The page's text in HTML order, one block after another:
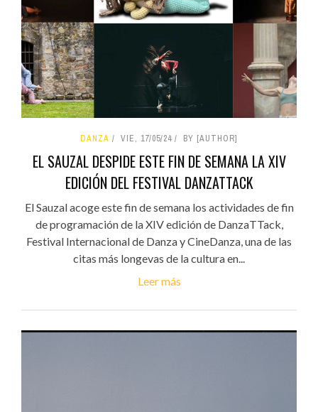
DANZA VIE, 17/05/24 BY [AUTHOR]
EL SAUZAL DESPIDE ESTE FIN DE SEMANA LA XIV
EDICIÓN DEL FESTIVAL DANZATTACK
El Sauzal acoge este fin de semana los actividades de fin
de programación de la XIV edición de DanzaTTack,
Festival Internacional de Danza y CineDanza, una de las
citas más longevas de la cultura en...
Leer más